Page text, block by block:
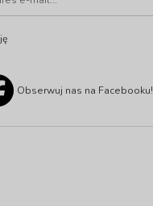
Obserwuj nas na Facebooku!